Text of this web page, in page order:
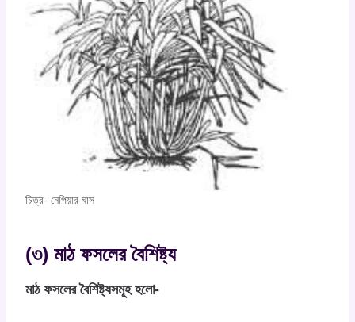
চিত্র- নেপিয়ার ঘাস
(৩) মাঠ ফসলের বৈশিষ্ট্য
মাঠ ফসলের বৈশিষ্ট্যসমূহ হলো-